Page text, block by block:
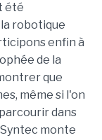
été
robotique
enfin à
de la
que
même si l'on
dans
Syntec monte